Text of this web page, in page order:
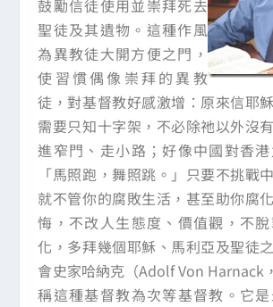
鼓勵信徒使用並崇拜死去
聖徒及其遺物。這種作風
為異教徒大開方便之門，
使習慣偶像崇拜的異教
徒，對基督教好感激增：原來信耶
需要只知十字架，不必除祂以外沒
進窄門、走小路；好像中國對香港
「馬照跑，舞照跳。」只要不挑戰
就不管你的腐敗生活，甚至助你腐
悔，不改人生態度、價值觀，不
化，多拜幾個耶穌、馬利亞及聖徒
會史家哈納克（Adolf Von Harnack
稱這種基督教為次等基督教。它